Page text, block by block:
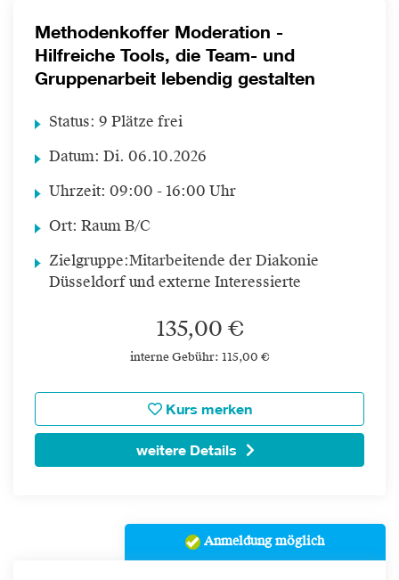
Methodenkoffer Moderation -
Hilfreiche Tools, die Team- und
Gruppenarbeit lebendig gestalten
Status: 9 Plätze frei
Datum: Di. 06.10.2026
Uhrzeit: 09:00 - 16:00 Uhr
Ort: Raum B/C
Zielgruppe:Mitarbeitende der Diakonie
Düsseldorf und externe Interessierte
135,00 €
interne Gebühr: 115,00 €
Kurs merken
weitere Details
Anmeldung möglich